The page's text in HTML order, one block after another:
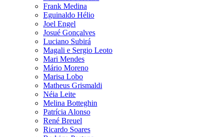
Frank Medina
Eguinaldo Hélio
Joel Engel
Josué Gonçalves
Luciano Subirá
Magali e Sergio Leoto
Mari Mendes
Mário Moreno
Marisa Lobo
Matheus Grismaldi
Néia Leite
Melina Botteghin
Patrícia Alonso
René Breuel
Ricardo Soares